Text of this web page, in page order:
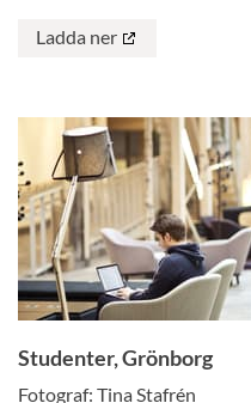
Ladda ner
Studenter, Grönborg
Fotograf: Tina Stafrén